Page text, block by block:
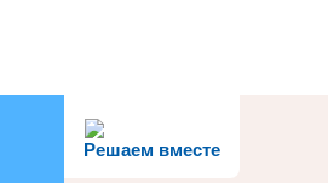
Решаем вместе